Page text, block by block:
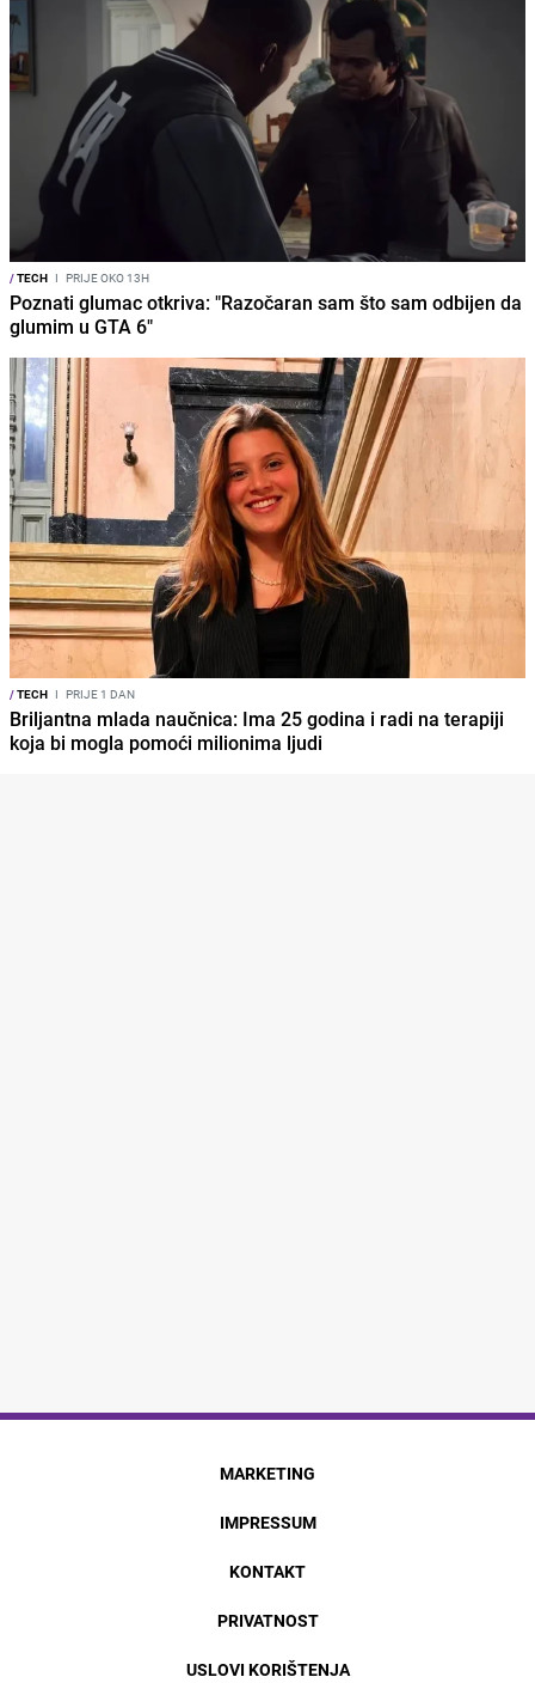
/TECH I PRIJE OKO 13H
Poznati glumac otkriva: "Razočaran sam što sam odbijen da
glumim u GTA 6"
/TECH I PRIJE 1 DAN
Briljantna mlada naučnica: Ima 25 godina i radi na terapiji
koja bi mogla pomoći milionima ljudi
MARKETING
IMPRESSUM
KONTAKT
PRIVATNOST
USLOVI KORIŠTENJA